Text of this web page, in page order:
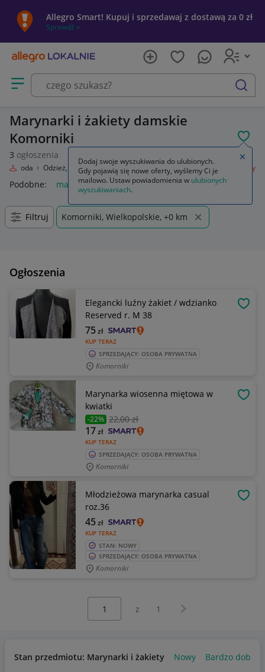
Allegro Smart! Kupuj i sprzedawaj z dostawą za 0 zł
Sprawdź »
Otwórz menu z kategoriami
szukaj
Marynarki i żakiety damskie
Komorniki
3 ogłoszenia
Moda Odzież, Obuwie, Dodatki Odzież damska Marynarki i żakiety
Podobne: marynarki i zakiety marynarki i zakiety damskie
Filtruj Komorniki, Wielkopolskie, +0 km
Ogłoszenia
Elegancki luźny żakiet / wdzianko
Reserved r. M 38
KUP TERAZ
75zł
SPRZEDAJĄCY: OSOBA PRYWATNA
Komorniki
Marynarka wiosenna miętowa w
kwiatki
-22% 22,00 zł
KUP TERAZ
17zł
SPRZEDAJĄCY: OSOBA PRYWATNA
Komorniki
Młodzieżowa marynarka casual
roz.36
KUP TERAZ
45zł
STAN: NOWY
SPRZEDAJĄCY: OSOBA PRYWATNA
Komorniki
z 1 Następna strona
Stan przedmiotu: Marynarki i żakiety Nowy Bardzo dobry
Dodaj swoje wyszukiwania do ulubionych.
Gdy pojawią się nowe oferty, wyślemy Ci je
mailowo. Ustaw powiadomienia w ulubionych
wyszukiwaniach.